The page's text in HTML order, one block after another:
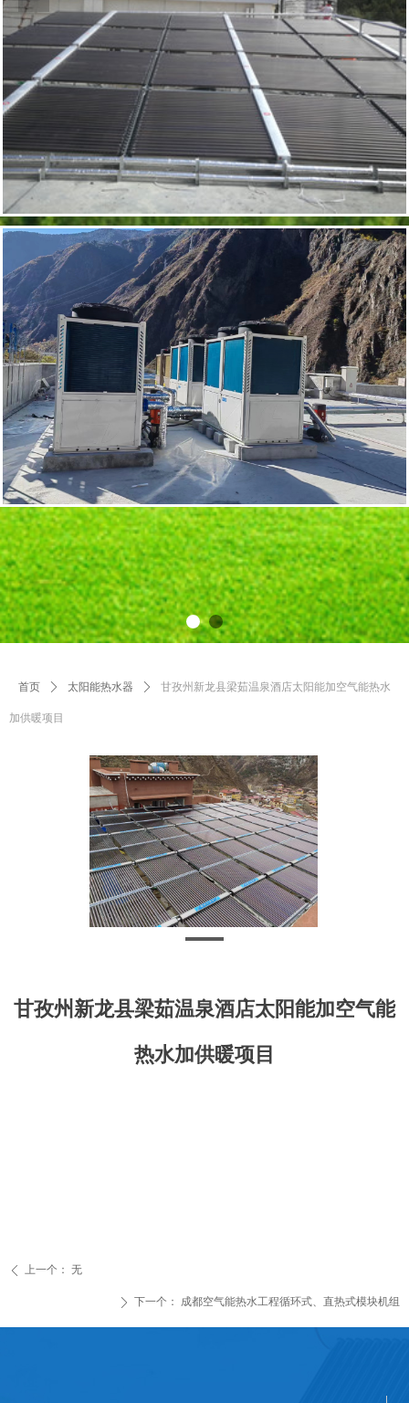
首页 ꄲ 太阳能热水器 ꄲ 甘孜州新龙县梁茹温泉酒店太阳能加空气能热水
加供暖项目
甘孜州新龙县梁茹温泉酒店太阳能加空气能
热水加供暖项目
ꄴ 上一个： 无
ꄲ 下一个： 成都空气能热水工程循环式、直热式模块机组